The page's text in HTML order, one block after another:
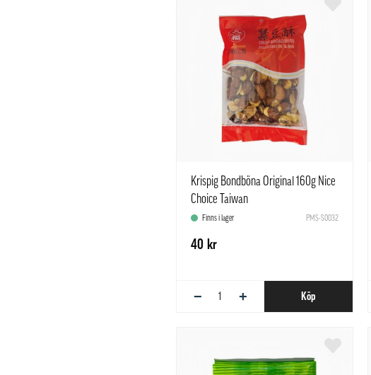
Krispig Bondböna Original 160g Nice
Choice Taiwan
Finns i lager PMS-S0032
40 kr
− + Köp